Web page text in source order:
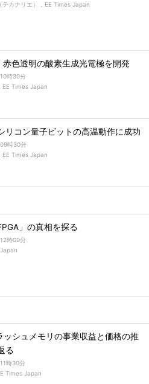
テカナリエ），EE Times Japan
赤色透明の酸素生成光電極を開発
時30分
EE Times Japan
リコン量子ビットの高温動作に成功
時30分
EE Times Japan
」の真相を探る
時00分
ッシュメモリの事業収益と価格の推
る
時30分
Times Japan